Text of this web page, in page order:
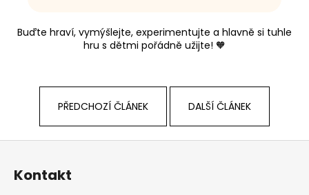
Buďte hraví, vymýšlejte, experimentujte a hlavně si tuhle
hru s dětmi pořádně užijte! 🧡
PŘEDCHOZÍ ČLÁNEK DALŠÍ ČLÁNEK
Kontakt